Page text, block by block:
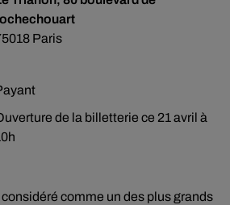
Paris
de la billetterie ce 21 avril à
considéré comme un des plus grands